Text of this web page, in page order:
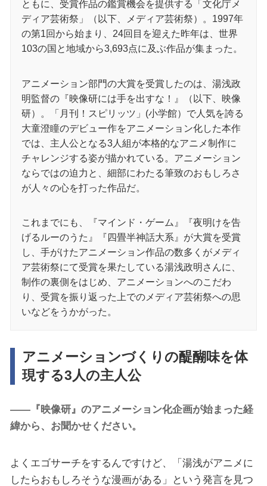
ともに、受賞作品の鑑賞機会を提供する「文化庁メ
ディア芸術祭」（以下、メディア芸術祭）。1997年
の第1回から始まり、24回目を迎えた昨年は、世界
103の国と地域から3,693点に及ぶ作品が集まった。
アニメーション部門の大賞を受賞したのは、湯浅政
明監督の『映像研には手を出すな！』（以下、映像
研）。「月刊！スピリッツ」(小学館）で人気を誇る
大童澄瞳のデビュー作をアニメーション化した本作
では、主人公となる3人組が本格的なアニメ制作に
チャレンジする姿が描かれている。アニメーション
ならではの迫力と、細部にわたる筆致のおもしろさ
が人々の心を打った作品だ。
これまでにも、『マインド・ゲーム』『夜明けを告
げるルーのうた』『四畳半神話大系』が大賞を受賞
し、手がけたアニメーション作品の数多くがメディ
ア芸術祭にて受賞を果たしている湯浅政明さんに、
制作の裏側をはじめ、アニメーションへのこだわ
り、受賞を振り返った上でのメディア芸術祭への思
いなどをうかがった。
アニメーションづくりの醍醐味を体
現する3人の主人公
――『映像研』のアニメーション化企画が始まった経
緯から、お聞かせください。
よくエゴサーチをするんですけど、「湯浅がアニメに
したらおもしろそうな漫画がある」という発言を見つ